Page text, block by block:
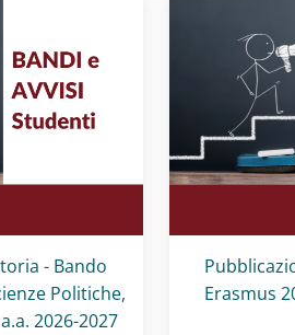
- Bando
Politiche,
2026-2027
Titolo card
Erasmus